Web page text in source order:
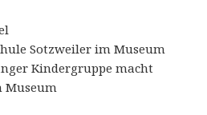
Sotzweiler im Museum
Kindergruppe macht